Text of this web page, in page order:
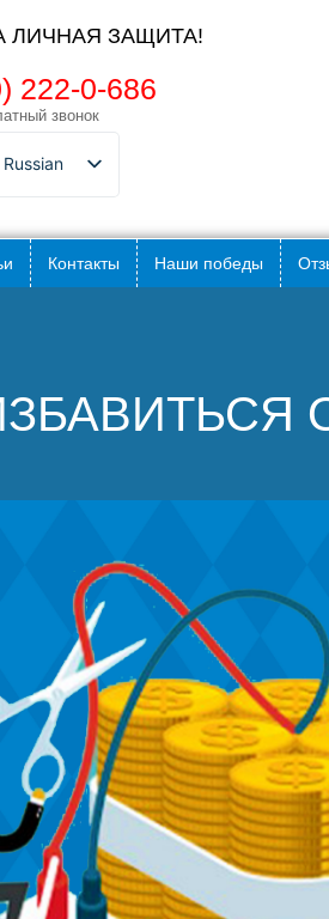
ЛИЧНАЯ ЗАЩИТА!
222-0-686
звонок
Russian
Контакты Наши победы